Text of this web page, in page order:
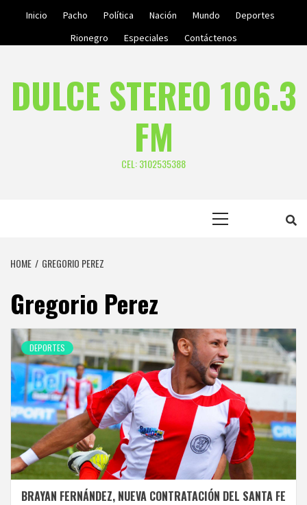
Inicio Pacho Política Nación Mundo
Deportes
Rionegro
Especiales Contáctenos
DULCE STEREO 106.3
FM
CEL: 3102535388
HOME GREGORIO PEREZ
Gregorio Perez
DEPORTES
BRAYAN FERNÁNDEZ, NUEVA CONTRATACIÓN DEL SANTA FE